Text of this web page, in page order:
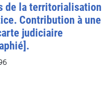
de la territorialisation
Contribution à une
judiciaire